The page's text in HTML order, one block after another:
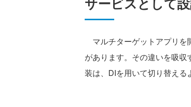
マルチターゲットアプリを
があります。その違いを吸
装は、DIを用いて切り替える